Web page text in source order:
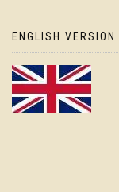
ENGLISH VERSION